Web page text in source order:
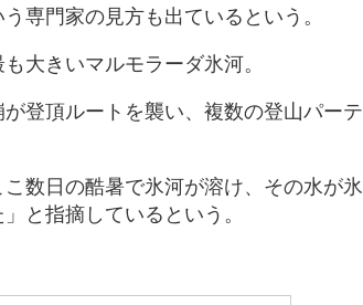
専門家の見方も出ているという。
大きいマルモラーダ氷河。
登頂ルートを襲い、複数の登山パーテ
数日の酷暑で氷河が溶け、その水が氷
と指摘しているという。